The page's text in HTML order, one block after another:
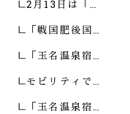
2月13日は「…
「戦国肥後国…
「玉名温泉宿…
モビリティで…
「玉名温泉宿…